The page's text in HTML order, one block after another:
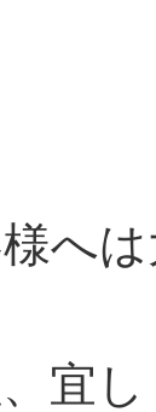
へ
宜